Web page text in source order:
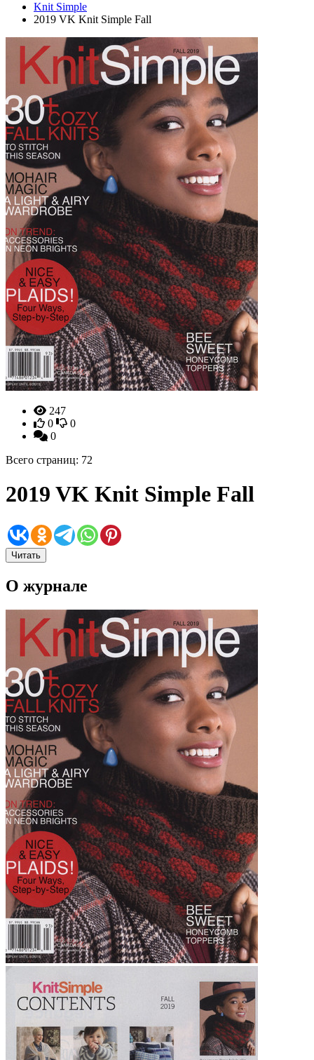
Knit Simple
2019 VK Knit Simple Fall
247
0
0
0
Всего страниц: 72
2019 VK Knit Simple Fall
Читать
О журнале